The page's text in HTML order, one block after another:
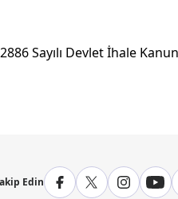
2886 Sayılı Devlet İhale
Edin